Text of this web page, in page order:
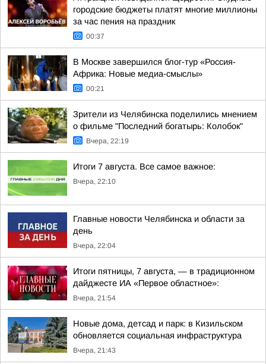
городские бюджеты платят многие миллионы
за час пения на праздник
00:37
В Москве завершился блог-тур «Россия-
Африка: Новые медиа-смыслы»
00:21
Зрители из Челябинска поделились мнением
о фильме "Последний богатырь: Колобок"
Вчера, 22:19
Итоги 7 августа. Все самое важное:
Вчера, 22:10
Главные новости Челябинска и области за
день
Вчера, 22:04
Итоги пятницы, 7 августа, — в традиционном
дайджесте ИА «Первое областное»:
Вчера, 21:54
Новые дома, детсад и парк: в Кизильском
обновляется социальная инфраструктура
Вчера, 21:43